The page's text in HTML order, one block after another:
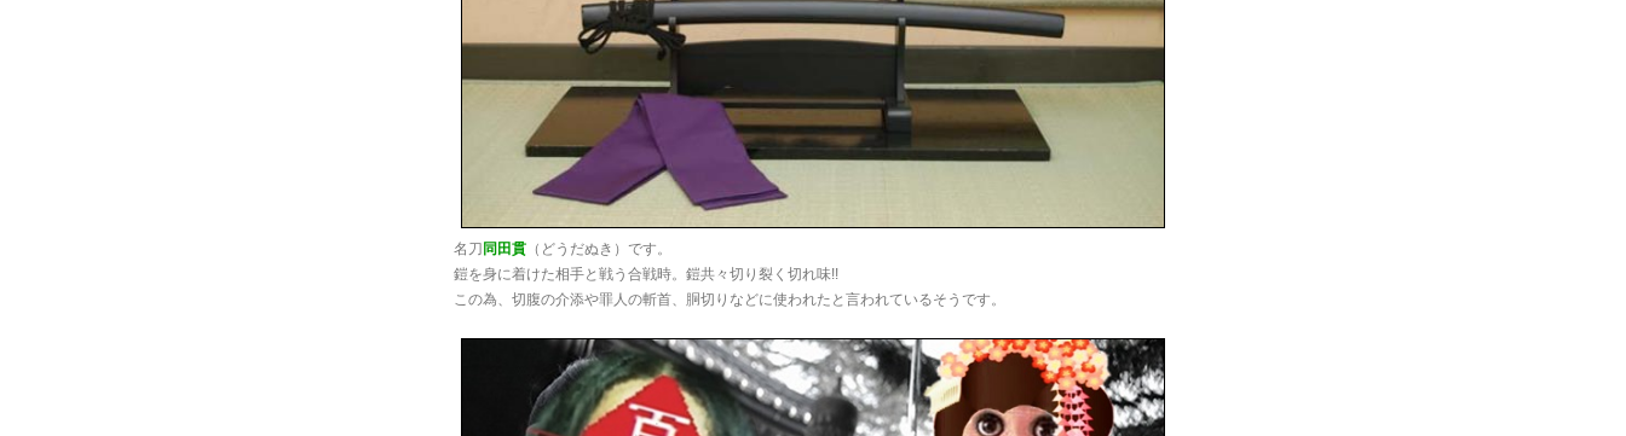
名刀 同田貫 （どうだぬき）です。
鎧を身に着けた相手と戦う合戦時。鎧共々切り裂く切れ味!!
この為、切腹の介添や罪人の斬首、胴切りなどに使われたと言われているそうです。